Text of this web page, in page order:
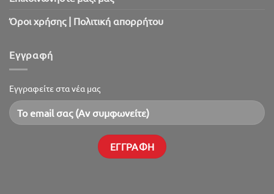
Όροι χρήσης | Πολιτική απορρήτου
Εγγραφή
Εγγραφείτε στα νέα μας